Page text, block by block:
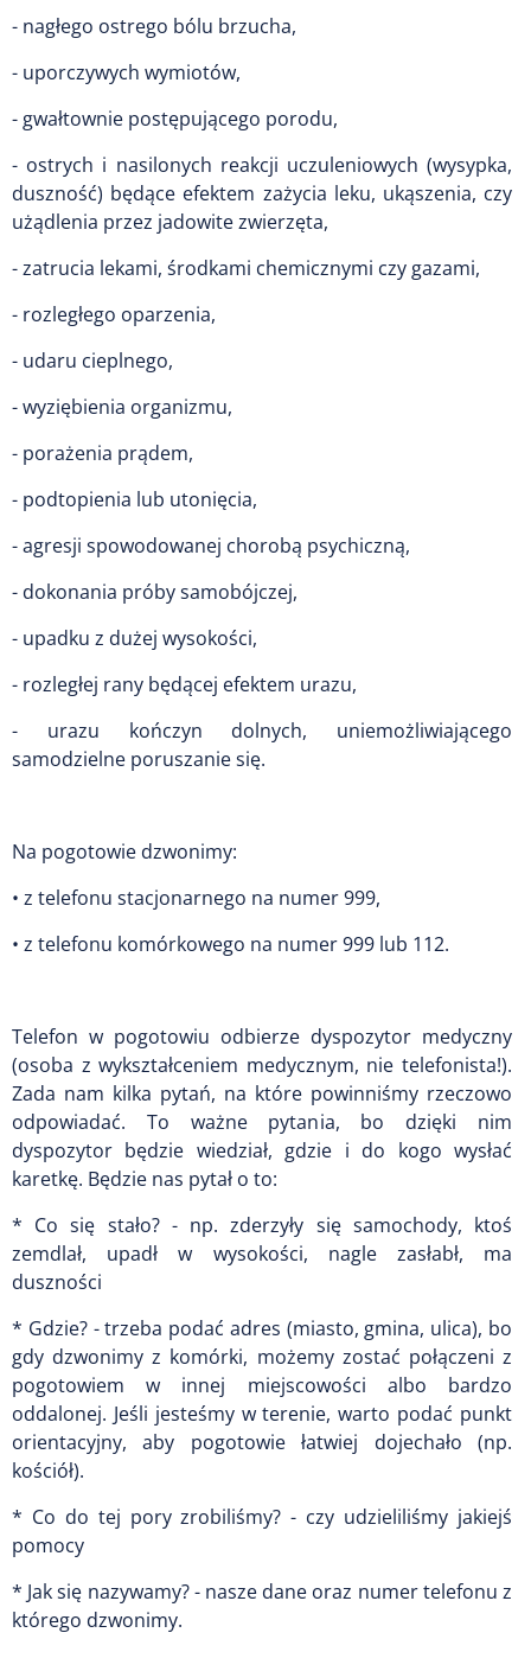
- nagłego ostrego bólu brzucha,
- uporczywych wymiotów,
- gwałtownie postępującego porodu,
- ostrych i nasilonych reakcji uczuleniowych (wysypka,
duszność) będące efektem zażycia leku, ukąszenia, czy
użądlenia przez jadowite zwierzęta,
- zatrucia lekami, środkami chemicznymi czy gazami,
- rozległego oparzenia,
- udaru cieplnego,
- wyziębienia organizmu,
- porażenia prądem,
- podtopienia lub utonięcia,
- agresji spowodowanej chorobą psychiczną,
- dokonania próby samobójczej,
- upadku z dużej wysokości,
- rozległej rany będącej efektem urazu,
- urazu kończyn dolnych, uniemożliwiającego
samodzielne poruszanie się.
Na pogotowie dzwonimy:
• z telefonu stacjonarnego na numer 999,
• z telefonu komórkowego na numer 999 lub 112.
Telefon w pogotowiu odbierze dyspozytor medyczny
(osoba z wykształceniem medycznym, nie telefonista!).
Zada nam kilka pytań, na które powinniśmy rzeczowo
odpowiadać. To ważne pytania, bo dzięki nim
dyspozytor będzie wiedział, gdzie i do kogo wysłać
karetkę. Będzie nas pytał o to:
* Co się stało? - np. zderzyły się samochody, ktoś
zemdlał, upadł w wysokości, nagle zasłabł, ma
duszności
* Gdzie? - trzeba podać adres (miasto, gmina, ulica), bo
gdy dzwonimy z komórki, możemy zostać połączeni z
pogotowiem w innej miejscowości albo bardzo
oddalonej. Jeśli jesteśmy w terenie, warto podać punkt
orientacyjny, aby pogotowie łatwiej dojechało (np.
kościół).
* Co do tej pory zrobiliśmy? - czy udzieliliśmy jakiejś
pomocy
* Jak się nazywamy? - nasze dane oraz numer telefonu z
którego dzwonimy.